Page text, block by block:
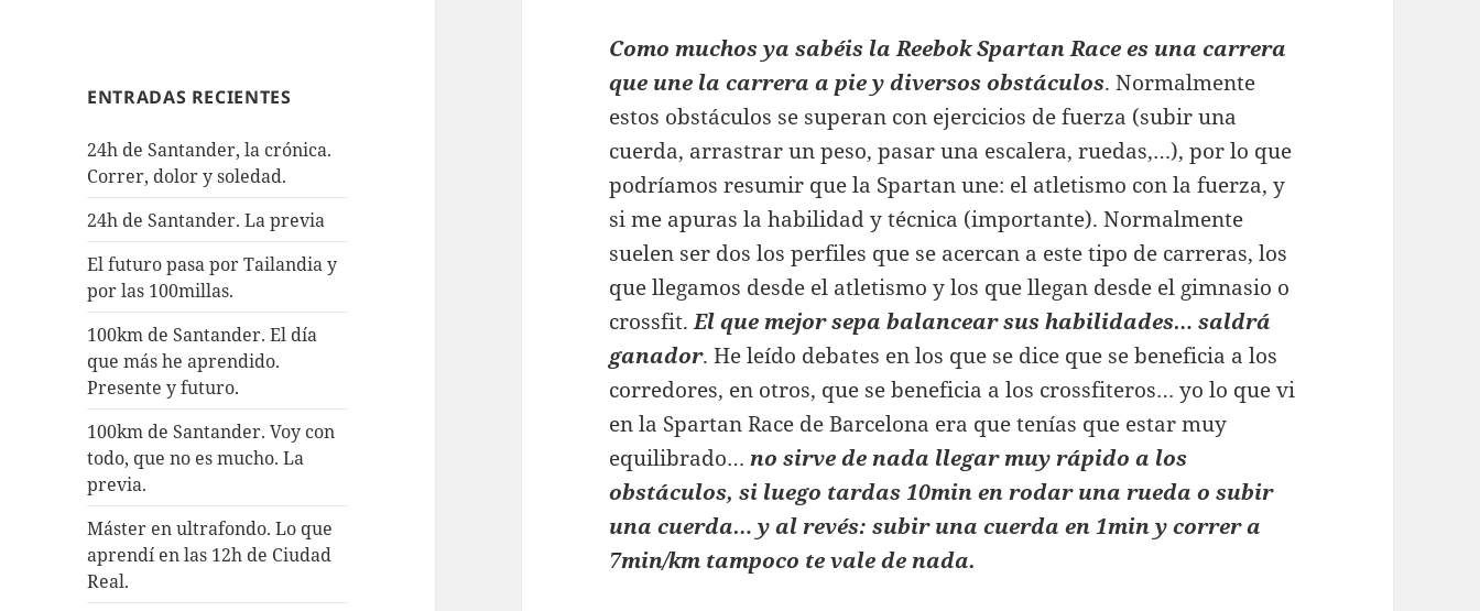
ENTRADAS RECIENTES
24h de Santander, la crónica.
Correr, dolor y soledad.
24h de Santander. La previa
El futuro pasa por Tailandia y
por las 100millas.
100km de Santander. El día
que más he aprendido.
Presente y futuro.
100km de Santander. Voy con
todo, que no es mucho. La
previa.
Máster en ultrafondo. Lo que
aprendí en las 12h de Ciudad
Real.
Como muchos ya sabéis la Reebok Spartan Race es una carrera
que une la carrera a pie y diversos obstáculos. Normalmente
estos obstáculos se superan con ejercicios de fuerza (subir una
cuerda, arrastrar un peso, pasar una escalera, ruedas,…), por lo que
podríamos resumir que la Spartan une: el atletismo con la fuerza, y
si me apuras la habilidad y técnica (importante). Normalmente
suelen ser dos los perfiles que se acercan a este tipo de carreras, los
que llegamos desde el atletismo y los que llegan desde el gimnasio o
crossfit.El que mejor sepa balancear sus habilidades… saldrá
ganador. He leído debates en los que se dice que se beneficia a los
corredores, en otros, que se beneficia a los crossfiteros… yo lo que vi
en la Spartan Race de Barcelona era que tenías que estar muy
equilibrado…no sirve de nada llegar muy rápido a los
obstáculos, si luego tardas 10min en rodar una rueda o subir
una cuerda… y al revés: subir una cuerda en 1min y correr a
7min/km tampoco te vale de nada.